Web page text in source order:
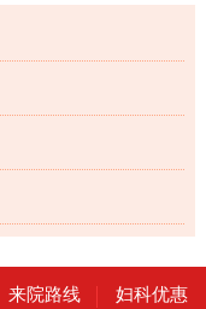
来院路线 妇科优惠